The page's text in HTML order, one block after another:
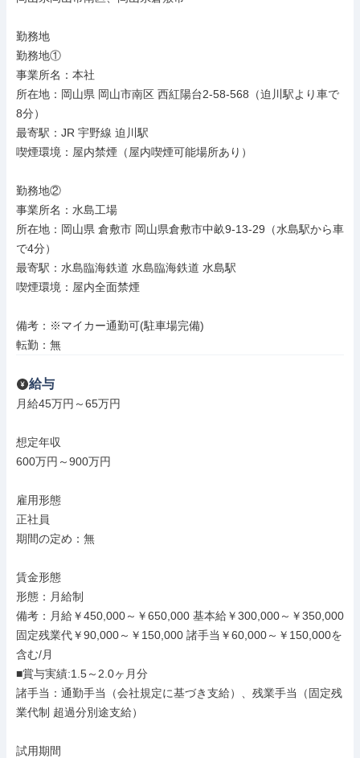
勤務地
勤務地①
事業所名：本社
所在地：岡山県 岡山市南区 西紅陽台2-58-568（迫川駅より車で
8分）
最寄駅：JR 宇野線 迫川駅
喫煙環境：屋内禁煙（屋内喫煙可能場所あり）
勤務地②
事業所名：水島工場
所在地：岡山県 倉敷市 岡山県倉敷市中畝9-13-29（水島駅から車
で4分）
最寄駅：水島臨海鉄道 水島臨海鉄道 水島駅
喫煙環境：屋内全面禁煙
備考：※マイカー通勤可(駐車場完備)
転勤：無
給与
月給45万円～65万円
想定年収
600万円～900万円
雇用形態
正社員
期間の定め：無
賃金形態
形態：月給制
備考：月給￥450,000～￥650,000 基本給￥300,000～￥350,000
固定残業代￥90,000～￥150,000 諸手当￥60,000～￥150,000を
含む/月
■賞与実績:1.5～2.0ヶ月分
諸手当：通勤手当（会社規定に基づき支給）、残業手当（固定残
業代制 超過分別途支給）
試用期間